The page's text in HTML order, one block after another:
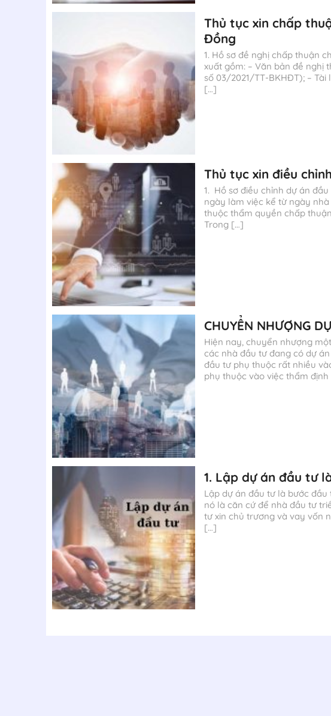
Thủ tục xin chấp
Đồng
1. Hồ sơ đề nghị chấp thuận
xuất gồm: – Văn bản đề nghị
số 03/2021/TT-BKHĐT); –
[…]
Thủ tục xin điều
1. Hồ sơ điều chỉnh dự án
ngày làm việc kể từ ngày
thuộc thẩm quyền chấp
Trong […]
CHUYỂN NHƯỢNG
Hiện nay, chuyển nhượng
các nhà đầu tư đang có dự
đầu tư phụ thuộc rất nhiều
phụ thuộc vào việc thẩm
1. Lập dự án đầu tư
Lập dự án đầu tư là bước
nó là căn cứ để nhà đầu tư
tư xin chủ trương và vay vốn
[…]